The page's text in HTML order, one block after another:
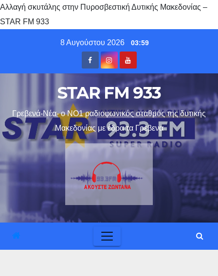
Αλλαγή σκυτάλης στην Πυροσβεστική Δυτικής Μακεδονίας –
STAR FM 933
8 Αυγούστου 2026 03:59
STAR FM 933
Γρεβενά-Νέα- ο ΝΟ1 ραδιοφωνικός σταθμός της δυτικής
Μακεδονίας με έδρα τα Γρεβενα